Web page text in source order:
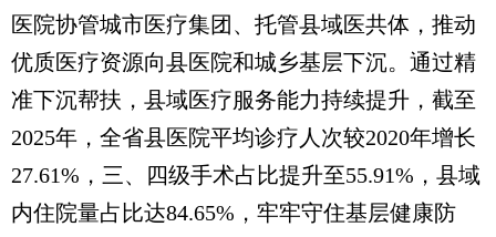
医院协管城市医疗集团、托管县域医共体，推动
优质医疗资源向县医院和城乡基层下沉。通过精
准下沉帮扶，县域医疗服务能力持续提升，截至
2025年，全省县医院平均诊疗人次较2020年增长
27.61%，三、四级手术占比提升至55.91%，县域
内住院量占比达84.65%，牢牢守住基层健康防